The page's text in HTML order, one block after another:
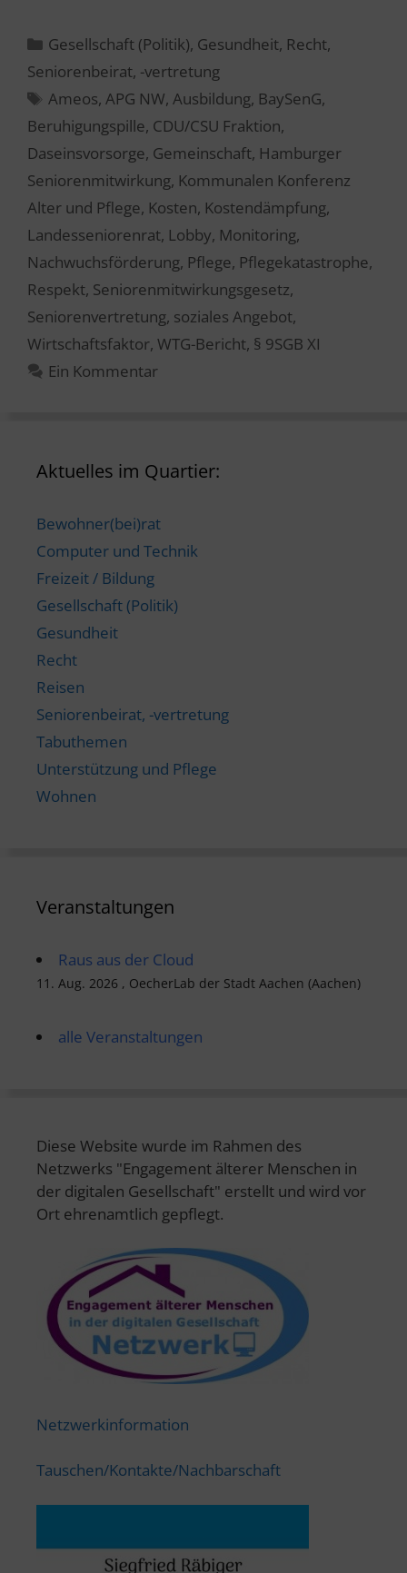
Kategorien
Gesellschaft (Politik), Gesundheit, Recht,
Seniorenbeirat, -vertretung
Schlagwörter
Ameos, APG NW, Ausbildung, BaySenG,
Beruhigungspille, CDU/CSU Fraktion,
Daseinsvorsorge, Gemeinschaft, Hamburger
Seniorenmitwirkung, Kommunalen Konferenz
Alter und Pflege, Kosten, Kostendämpfung,
Landesseniorenrat, Lobby, Monitoring,
Nachwuchsförderung, Pflege, Pflegekatastrophe,
Respekt, Seniorenmitwirkungsgesetz,
Seniorenvertretung, soziales Angebot,
Wirtschaftsfaktor, WTG-Bericht, § 9SGB XI
Ein Kommentar
Aktuelles im Quartier:
Bewohner(bei)rat
Computer und Technik
Freizeit / Bildung
Gesellschaft (Politik)
Gesundheit
Recht
Reisen
Seniorenbeirat, -vertretung
Tabuthemen
Unterstützung und Pflege
Wohnen
Veranstaltungen
Raus aus der Cloud
11. Aug. 2026 , OecherLab der Stadt Aachen (Aachen)
alle Veranstaltungen
Diese Website wurde im Rahmen des
Netzwerks "Engagement älterer Menschen in
der digitalen Gesellschaft" erstellt und wird vor
Ort ehrenamtlich gepflegt.
Netzwerkinformation
Tauschen/Kontakte/Nachbarschaft